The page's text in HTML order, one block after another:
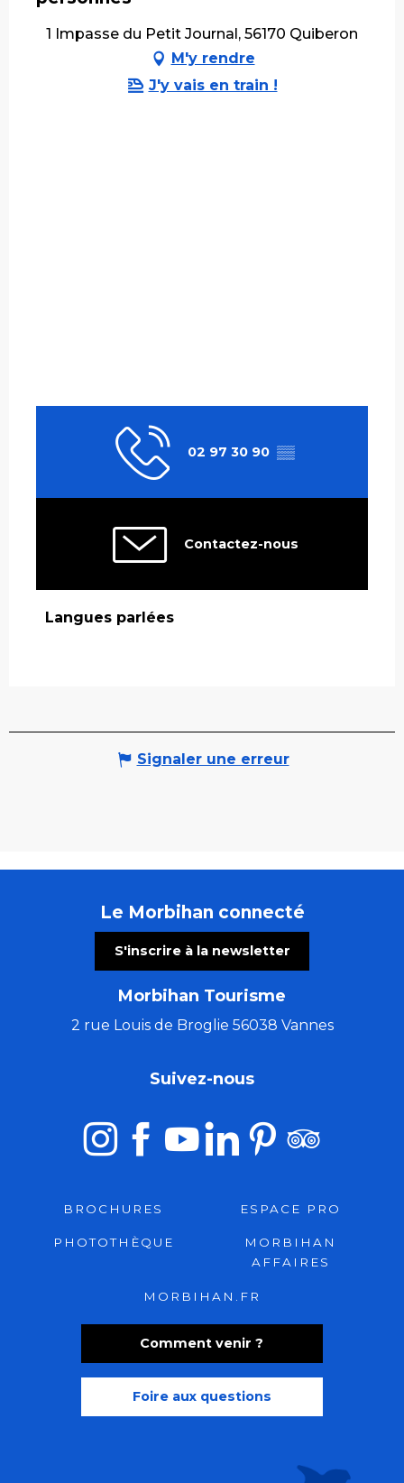
1 Impasse du Petit Journal, 56170 Quiberon
M'y rendre
J'y vais en train !
02 97 30 90 ▒▒
Contactez-nous
Langues parlées
Langues parlées
Signaler une erreur
Le Morbihan connecté
S'inscrire à la newsletter
Morbihan Tourisme
2 rue Louis de Broglie 56038 Vannes
Comment venir ?
Foire aux questions
Suivez-nous
BROCHURES ESPACE PRO
PHOTOTHÈQUE
MORBIHAN
AFFAIRES
MORBIHAN.FR